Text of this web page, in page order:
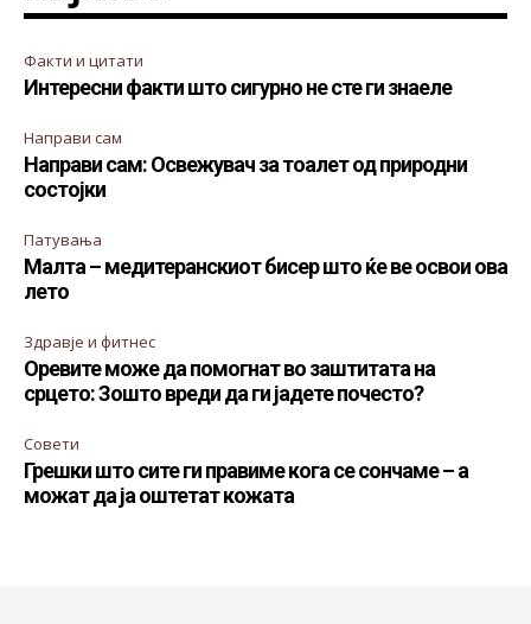
Факти и цитати
Интересни факти што сигурно не сте ги знаеле
Направи сам
Направи сам: Освежувач за тоалет од природни
состојки
Патувања
Малта – медитеранскиот бисер што ќе ве освои ова
лето
Здравје и фитнес
Оревите може да помогнат во заштитата на
срцето: Зошто вреди да ги јадете почесто?
Совети
Грешки што сите ги правиме кога се сончаме – а
можат да ја оштетат кожата